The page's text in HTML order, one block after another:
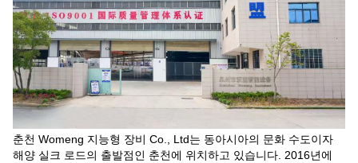
춘천 Womeng 지능형 장비 Co., Ltd는 동아시아의 문화 수도이자
해양 실크 로드의 출발점인 춘천에 위치하고 있습니다. 2016년에